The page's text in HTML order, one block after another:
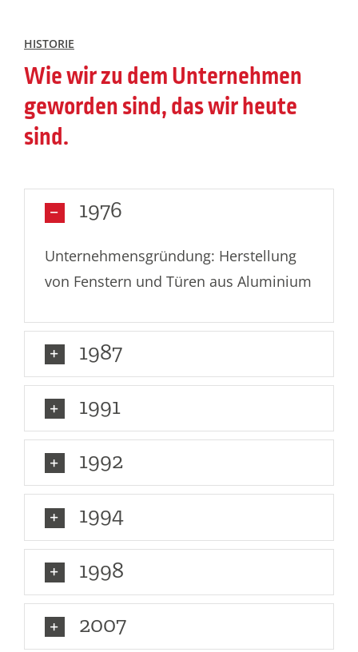
HISTORIE
Wie wir zu dem Unternehmen
geworden sind, das wir heute
sind.
1976
Unternehmensgründung: Herstellung
von Fenstern und Türen aus Aluminium
1987
1991
1992
1994
1998
2007